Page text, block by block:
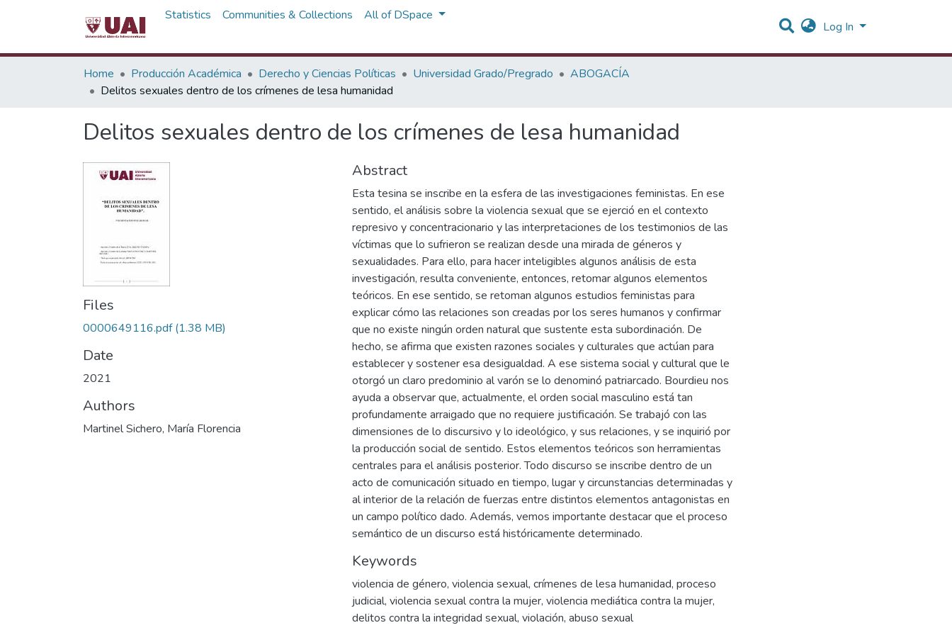
Statistics Communities & Collections All of DSpace
Log In
Home Producción Académica Derecho y Ciencias Políticas Universidad Grado/Pregrado
ABOGACÍA
Delitos sexuales dentro de los crímenes de lesa humanidad
Delitos sexuales dentro de los crímenes de lesa humanidad
Files
0000649116.pdf (1.38 MB)
Date
2021
Authors
Martinel Sichero, María Florencia
Abstract
Esta tesina se inscribe en la esfera de las investigaciones feministas. En ese
sentido, el análisis sobre la violencia sexual que se ejerció en el contexto
represivo y concentracionario y las interpretaciones de los testimonios de las
víctimas que lo sufrieron se realizan desde una mirada de géneros y
sexualidades. Para ello, para hacer inteligibles algunos análisis de esta
investigación, resulta conveniente, entonces, retomar algunos elementos
teóricos. En ese sentido, se retoman algunos estudios feministas para
explicar cómo las relaciones son creadas por los seres humanos y confirmar
que no existe ningún orden natural que sustente esta subordinación. De
hecho, se afirma que existen razones sociales y culturales que actúan para
establecer y sostener esa desigualdad. A ese sistema social y cultural que le
otorgó un claro predominio al varón se lo denominó patriarcado. Bourdieu nos
ayuda a observar que, actualmente, el orden social masculino está tan
profundamente arraigado que no requiere justificación. Se trabajó con las
dimensiones de lo discursivo y lo ideológico, y sus relaciones, y se inquirió por
la producción social de sentido. Estos elementos teóricos son herramientas
centrales para el análisis posterior. Todo discurso se inscribe dentro de un
acto de comunicación situado en tiempo, lugar y circunstancias determinadas y
al interior de la relación de fuerzas entre distintos elementos antagonistas en
un campo político dado. Además, vemos importante destacar que el proceso
semántico de un discurso está históricamente determinado.
Keywords
violencia de género, violencia sexual, crímenes de lesa humanidad, proceso
judicial, violencia sexual contra la mujer, violencia mediática contra la mujer,
delitos contra la integridad sexual, violación, abuso sexual